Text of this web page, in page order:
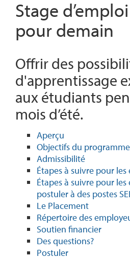
Stage
pour demain
Offrir des
d'apprentissage
aux étudiants
mois d’été.
Aperçu
Objectifs du programme
Admissibilité
Étapes à suivre pour
Étapes à suivre pour
postuler à des postes
Le Placement
Répertoire des
Soutien financier
Des questions?
Postuler